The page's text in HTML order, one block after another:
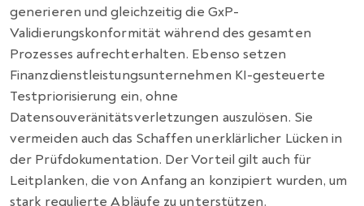
generieren und gleichzeitig die GxP-
Validierungskonformität während des gesamten
Prozesses aufrechterhalten. Ebenso setzen
Finanzdienstleistungsunternehmen KI-gesteuerte
Testpriorisierung ein, ohne
Datensouveränitätsverletzungen auszulösen. Sie
vermeiden auch das Schaffen unerklärlicher Lücken in
der Prüfdokumentation. Der Vorteil gilt auch für
Leitplanken, die von Anfang an konzipiert wurden, um
stark regulierte Abläufe zu unterstützen.